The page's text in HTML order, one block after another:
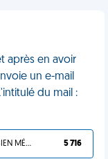
après en avoir
un e-mail
du mail :
TU L'AS BIEN MÉRITÉ 5 716